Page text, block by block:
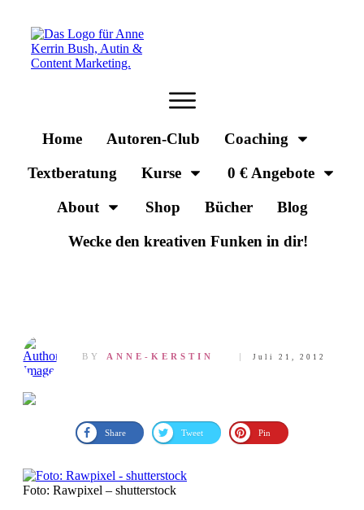
Home Autoren-Club
Coaching
Textberatung
Kurse
0 € Angebote
About
Shop Bücher
Blog
Wecke den kreativen Funken in dir!
BY ANNE-KERSTIN Juli 21, 2012
Share Tweet Pin
Foto: Rawpixel – shutterstock